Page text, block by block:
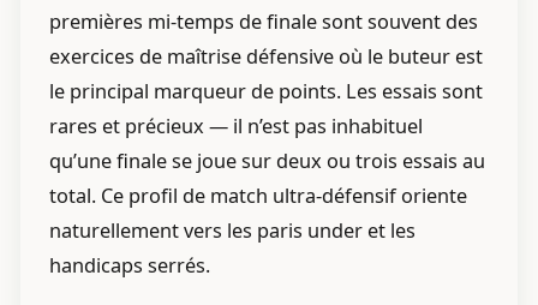
premières mi-temps de finale sont souvent des
exercices de maîtrise défensive où le buteur est
le principal marqueur de points. Les essais sont
rares et précieux — il n’est pas inhabituel
qu’une finale se joue sur deux ou trois essais au
total. Ce profil de match ultra-défensif oriente
naturellement vers les paris under et les
handicaps serrés.